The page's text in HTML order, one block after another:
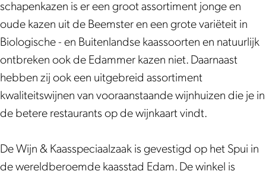
g
W
i
j
n
&
K
a
s
l
i
g
W
i
j
n
K
a
W
i
j
n
&
K
a
s
s
l
i
g
W
i
j
&
K
e
n
r
i
W
i
l
i
H
e
n
r
i
W
l
l
schapenkazen is er een groot assortiment jonge en
oude kazen uit de Beemster en een grote variëteit in
Biologische - en Buitenlandse kaassoorten en natuurlijk
ontbreken ook de Edammer kazen niet. Daarnaast
hebben zij ook een uitgebreid assortiment
kwaliteitswijnen van vooraanstaande wijnhuizen die je in
de betere restaurants op de wijnkaart vindt.
De Wijn & Kaasspeciaalzaak is gevestigd op het Spui in
de wereldberoemde kaasstad Edam. De winkel is